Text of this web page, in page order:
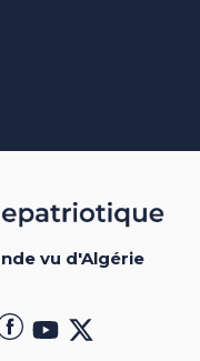
vu d'Algérie